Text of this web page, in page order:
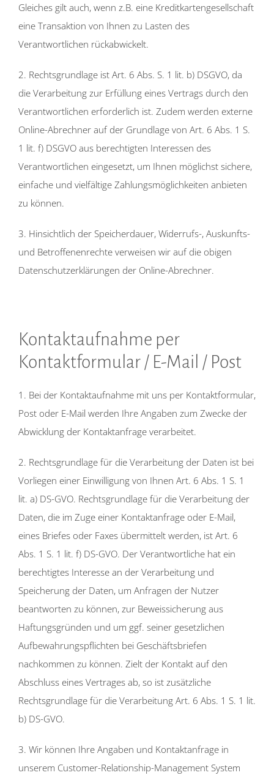
Gleiches gilt auch, wenn z.B. eine Kreditkartengesellschaft
eine Transaktion von Ihnen zu Lasten des
Verantwortlichen rückabwickelt.
2. Rechtsgrundlage ist Art. 6 Abs. S. 1 lit. b) DSGVO, da
die Verarbeitung zur Erfüllung eines Vertrags durch den
Verantwortlichen erforderlich ist. Zudem werden externe
Online-Abrechner auf der Grundlage von Art. 6 Abs. 1 S.
1 lit. f) DSGVO aus berechtigten Interessen des
Verantwortlichen eingesetzt, um Ihnen möglichst sichere,
einfache und vielfältige Zahlungsmöglichkeiten anbieten
zu können.
3. Hinsichtlich der Speicherdauer, Widerrufs-, Auskunfts-
und Betroffenenrechte verweisen wir auf die obigen
Datenschutzerklärungen der Online-Abrechner.
Kontaktaufnahme per
Kontaktformular / E-Mail / Post
1. Bei der Kontaktaufnahme mit uns per Kontaktformular,
Post oder E-Mail werden Ihre Angaben zum Zwecke der
Abwicklung der Kontaktanfrage verarbeitet.
2. Rechtsgrundlage für die Verarbeitung der Daten ist bei
Vorliegen einer Einwilligung von Ihnen Art. 6 Abs. 1 S. 1
lit. a) DS-GVO. Rechtsgrundlage für die Verarbeitung der
Daten, die im Zuge einer Kontaktanfrage oder E-Mail,
eines Briefes oder Faxes übermittelt werden, ist Art. 6
Abs. 1 S. 1 lit. f) DS-GVO. Der Verantwortliche hat ein
berechtigtes Interesse an der Verarbeitung und
Speicherung der Daten, um Anfragen der Nutzer
beantworten zu können, zur Beweissicherung aus
Haftungsgründen und um ggf. seiner gesetzlichen
Aufbewahrungspflichten bei Geschäftsbriefen
nachkommen zu können. Zielt der Kontakt auf den
Abschluss eines Vertrages ab, so ist zusätzliche
Rechtsgrundlage für die Verarbeitung Art. 6 Abs. 1 S. 1 lit.
b) DS-GVO.
3. Wir können Ihre Angaben und Kontaktanfrage in
unserem Customer-Relationship-Management System